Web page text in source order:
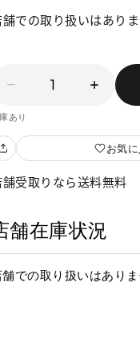
での取り扱いはありま
1
あり
お気
舗受取りなら送料無料
舗在庫状況
での取り扱いはありま